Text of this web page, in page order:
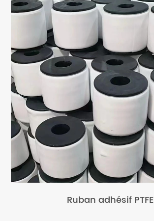
Ruban adhésif PTFE